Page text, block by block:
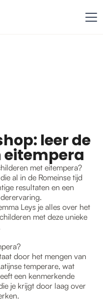
leer de
met eitempera?
al in de Romeinse tijd
resultaten en een
Leys je alles over het
met deze unieke
door het mengen van
temperare, wat
een kenmerkende
je krijgt door laag over